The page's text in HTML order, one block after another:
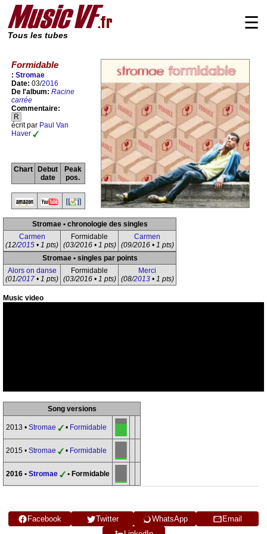
Tous les tubes
☰
Formidable
: Stromae
Date: 03/2016
De l'album: Racine
carrée
Commentaire:
R
écrit par Paul Van
Haver
Chart
Debut
date
Peak
pos.
Stromae • chronologie des singles
Carmen
(12/2015 • 1 pts)
Formidable
(03/2016 • 1 pts)
Carmen
(09/2016 • 1 pts)
Stromae • singles par points
Alors on danse
(01/2017 • 1 pts)
Formidable
(03/2016 • 1 pts)
Merci
(08/2013• 1 pts)
Music video
Song versions
2013 • Stromae • Formidable
2015 • Stromae • Formidable
2016 • Stromae • Formidable
Facebook Twitter WhatsApp
Email